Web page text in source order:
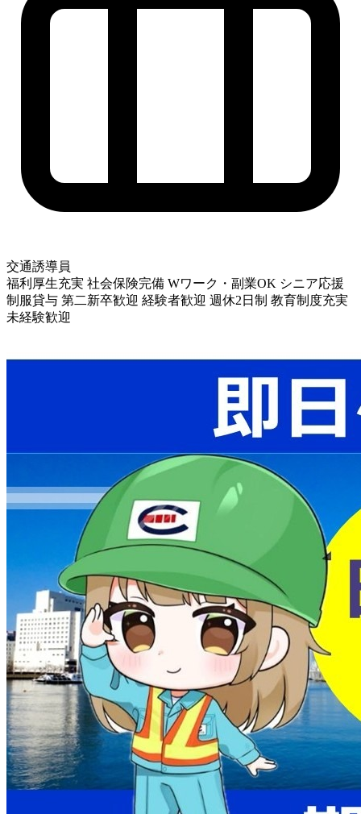
交通誘導員
福利厚生充実 社会保険完備 Wワーク・副業OK シニア応援
制服貸与 第二新卒歓迎 経験者歓迎 週休2日制 教育制度充実
未経験歓迎